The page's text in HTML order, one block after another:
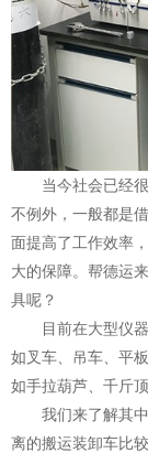
当今社会已经
不例外，一般都是
面提高了工作效率
大的保障。帮德运
具呢？
目前在大型仪
如叉车、吊车、平
如手拉葫芦、千斤
我们来了解其
离的搬运装卸车比